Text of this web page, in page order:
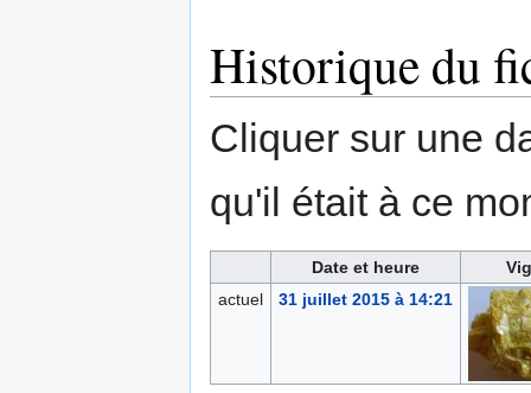
Historique du
Cliquer sur une
qu'il était à ce
Date et heure
actuel
31 juillet 2015 à 14:21